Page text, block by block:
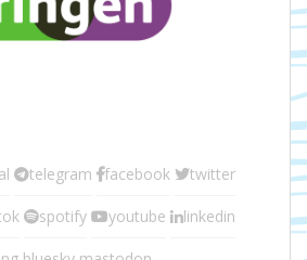
telegram facebook twitter
spotify youtube linkedin